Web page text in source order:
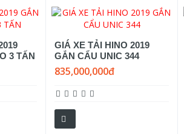
3 TẤN
GIÁ XE TẢI HINO 2019
GẮN CẨU UNIC 344
835,000,000đ